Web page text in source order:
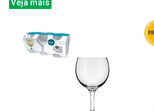
Veja mais